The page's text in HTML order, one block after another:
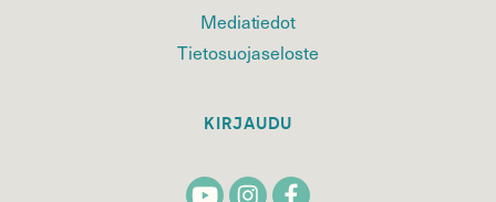
Mediatiedot
Tietosuojaseloste
KIRJAUDU